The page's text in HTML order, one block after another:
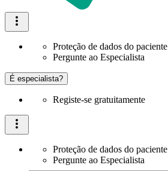
Proteção de dados do paciente
Pergunte ao Especialista
É especialista?
Registe-se gratuitamente
Proteção de dados do paciente
Pergunte ao Especialista